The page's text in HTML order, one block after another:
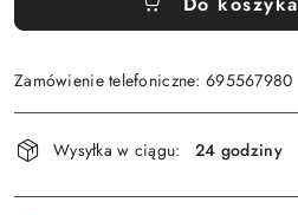
Zamówienie telefoniczne: 695567980
Dostępność
i
dostawa
Wysyłka w ciągu: 24 godziny